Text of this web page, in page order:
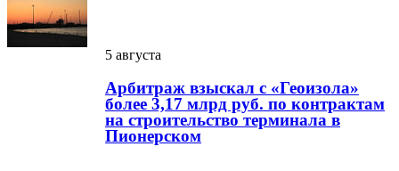
5 августа
Арбитраж взыскал с «Геоизола»
более 3,17 млрд руб. по контрактам
на строительство терминала в
Пионерском